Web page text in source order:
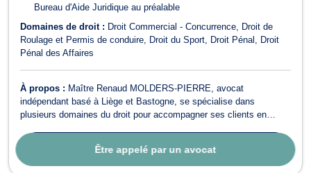
Être appelé par un avocat
Bureau d'Aide Juridique au préalable
Domaines de droit : Droit Commercial - Concurrence
Droit de
Roulage et Permis de conduire
Droit du Sport Droit Pénal
Droit
Pénal des Affaires
À propos : Maître Renaud MOLDERS-PIERRE, avocat
indépendant basé à Liège et Bastogne, se spécialise dans
plusieurs domaines du droit pour accompagner ses clients en
du sport, droit de Roulage et Permis de conduire, droit commercial
- concurrence et droit pénal. Fonda...
Contactercet avocat